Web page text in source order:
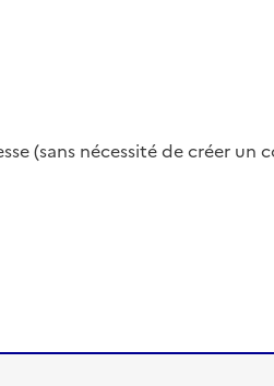
(sans nécessité de créer un